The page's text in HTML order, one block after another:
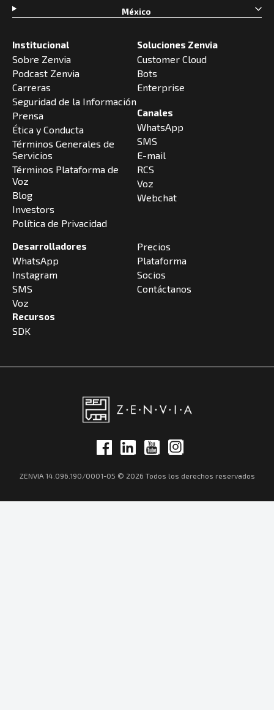
Institucional
Sobre Zenvia
Podcast Zenvia
Carreras
Seguridad de la Información
Prensa
Ética y Conducta
Términos Generales de
Servicios
Términos Plataforma de
Voz
Blog
Investors
Política de Privacidad
Soluciones Zenvia
Customer Cloud
Bots
Enterprise
Canales
WhatsApp
SMS
E-mail
RCS
Voz
Webchat
Desarrolladores
WhatsApp
Instagram
SMS
Voz
Recursos
SDK
Precios
Plataforma
Socios
Contáctanos
México
ZENVIA 14.096.190/0001-05 © 2026 Todos los derechos reservados